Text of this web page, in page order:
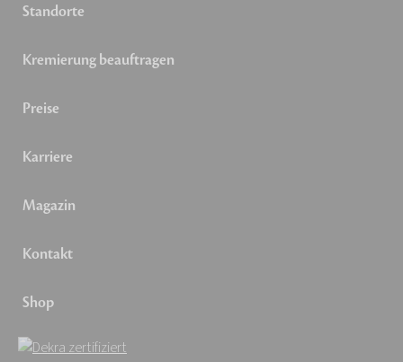
Standorte
Kremierung beauftragen
Preise
Karriere
Magazin
Kontakt
Shop